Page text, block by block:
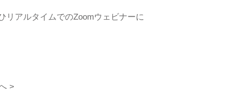
リアルタイムでのZoomウェビナーに
>